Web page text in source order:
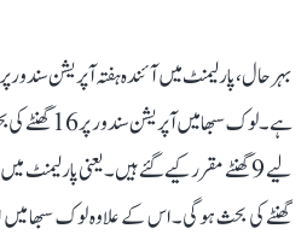
بہرحال، پارلیمنٹ میں آئندہ ہفتہ آپریشن
ہے۔ لوک سبھا